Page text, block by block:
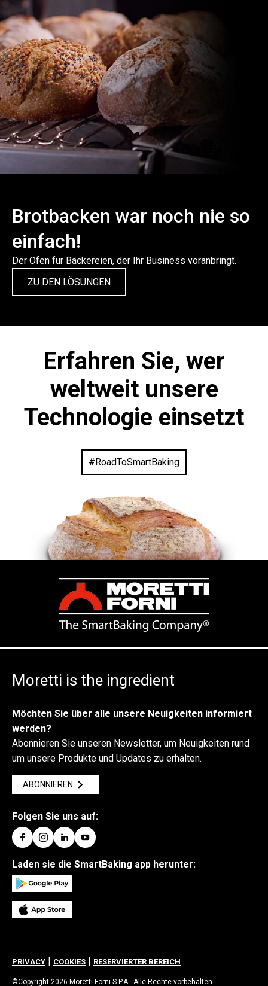
Brotbacken war noch nie so
einfach!
Der Ofen für Bäckereien, der Ihr Business voranbringt.
ZU DEN LÖSUNGEN
Erfahren Sie, wer
weltweit unsere
Technologie einsetzt
#RoadToSmartBaking
Moretti is the ingredient
Möchten Sie über alle unsere Neuigkeiten informiert
werden?
Abonnieren Sie unseren Newsletter, um Neuigkeiten rund
um unsere Produkte und Updates zu erhalten.
ABONNIEREN
Folgen Sie uns auf:
Laden sie die SmartBaking app herunter:
PRIVACY | COOKIES | RESERVIERTER BEREICH
©Copyright 2026 Moretti Forni S.P.A - Alle Rechte vorbehalten -